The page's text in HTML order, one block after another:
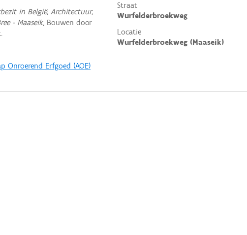
Straat
Wurfelderbroekweg
Locatie
Wurfelderbroekweg (Maaseik)
in België, Architectuur,
- Maaseik, Bouwen door
Onroerend Erfgoed (AOE)